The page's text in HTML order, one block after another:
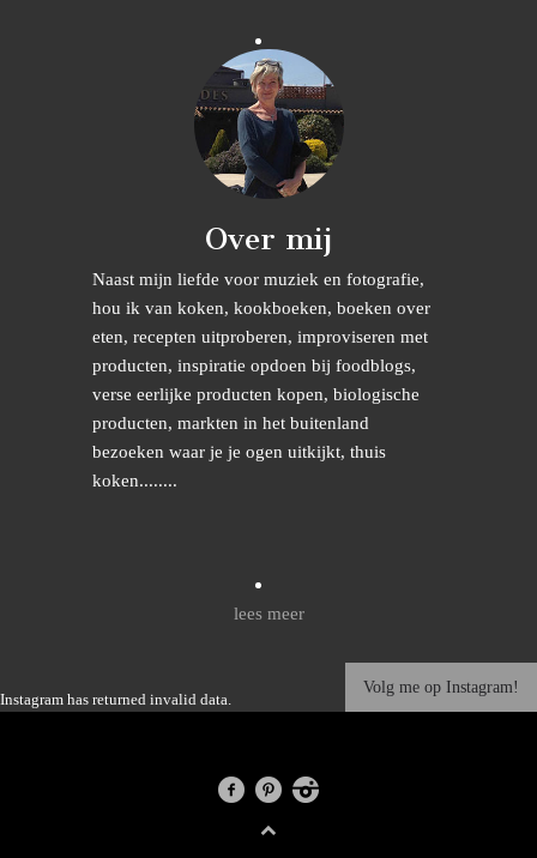
Over mij
Naast mijn liefde voor muziek en fotografie,
hou ik van koken, kookboeken, boeken over
eten, recepten uitproberen, improviseren met
producten, inspiratie opdoen bij foodblogs,
verse eerlijke producten kopen, biologische
producten, markten in het buitenland
bezoeken waar je je ogen uitkijkt, thuis
koken........
lees meer
Instagram has returned invalid data.
Volg me op Instagram!